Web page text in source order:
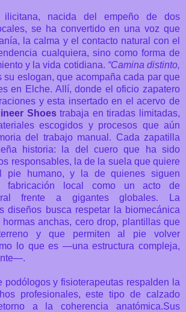
ilicitana, nacida del empeño de dos
se ha convertido en una voz que
la calma y el contacto natural con el
cualquiera, sino como forma de
y la vida cotidiana. “Camina distinto,
su eslogan, que acompaña cada par que
en Elche. Allí, donde el oficio zapatero
y esta insertadoen el acervo de
Shoes trabaja en tiradas limitadas,
escogidos y procesos que aún
del trabajo manual. Cada zapatilla
historia: la del cuero que ha sido
responsables, la de la suela que quiere
pie humano, y la de quienes siguen
fabricación local como un acto de
frente a gigantes globales.
La
diseños busca respetar la biomecánica
hormasanchas, cero drop, plantillas que
y que permiten al pie volver
lo que es —una estructura compleja,
podólogos y fisioterapeutas respalden la
profesionales, este tipo de calzado
a la coherencia anatómica.Sus